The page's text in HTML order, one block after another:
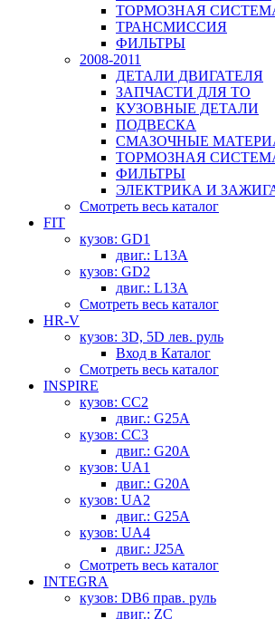
ТОРМОЗНАЯ
ТРАНСМИССИЯ
ФИЛЬТРЫ
2008-2011
ДЕТАЛИ ДВИГАТЕЛЯ
ЗАПЧАСТИ ДЛЯ ТО
КУЗОВНЫЕ ДЕТАЛИ
ПОДВЕСКА
СМАЗОЧНЫЕ
ТОРМОЗНАЯ
ФИЛЬТРЫ
ЭЛЕКТРИКА И
Смотреть весь каталог
FIT
кузов: GD1
двиг.: L13A
кузов: GD2
двиг.: L13A
Смотреть весь каталог
HR-V
кузов: 3D, 5D лев. руль
Вход в Каталог
Смотреть весь каталог
INSPIRE
кузов: CC2
двиг.: G25A
кузов: CC3
двиг.: G20A
кузов: UA1
двиг.: G20A
кузов: UA2
двиг.: G25A
кузов: UA4
двиг.: J25A
Смотреть весь каталог
INTEGRA
кузов: DB6 прав. руль
двиг.: ZC